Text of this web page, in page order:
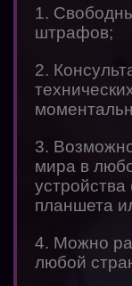
1.
штрафов;
2.
3.
мира в
устройства
планшета
4. Можно
любой